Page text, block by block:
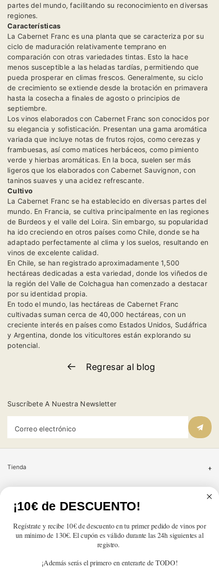
partes del mundo, facilitando su reconocimiento en diversas
regiones.
Características
La Cabernet Franc es una planta que se caracteriza por su
ciclo de maduración relativamente temprano en
comparación con otras variedades tintas. Esto la hace
menos susceptible a las heladas tardías, permitiendo que
pueda prosperar en climas frescos. Generalmente, su ciclo
de crecimiento se extiende desde la brotación en primavera
hasta la cosecha a finales de agosto o principios de
septiembre.
Los vinos elaborados con Cabernet Franc son conocidos por
su elegancia y sofisticación. Presentan una gama aromática
variada que incluye notas de frutos rojos, como cerezas y
frambuesas, así como matices herbáceos, como pimiento
verde y hierbas aromáticas. En la boca, suelen ser más
ligeros que los elaborados con Cabernet Sauvignon, con
taninos suaves y una acidez refrescante.
Cultivo
La Cabernet Franc se ha establecido en diversas partes del
mundo. En Francia, se cultiva principalmente en las regiones
de Burdeos y el valle del Loira. Sin embargo, su popularidad
ha ido creciendo en otros países como Chile, donde se ha
adaptado perfectamente al clima y los suelos, resultando en
vinos de excelente calidad.
En Chile, se han registrado aproximadamente 1,500
hectáreas dedicadas a esta variedad, donde los viñedos de
la región del Valle de Colchagua han comenzado a destacar
por su identidad propia.
En todo el mundo, las hectáreas de Cabernet Franc
cultivadas suman cerca de 40,000 hectáreas, con un
creciente interés en países como Estados Unidos, Sudáfrica
y Argentina, donde los viticultores están explorando su
potencial.
Regresar al blog
Suscríbete A Nuestra Newsletter
Correo electrónico
Tienda
Información
¡10€ de DESCUENTO!
Regístrate y recibe 10€ de descuento en tu primer pedido de vinos por
un mínimo de 130€. El cupón es válido durante las 24h siguientes al
registro.
¡Además serás el primero en enterarte de TODO!